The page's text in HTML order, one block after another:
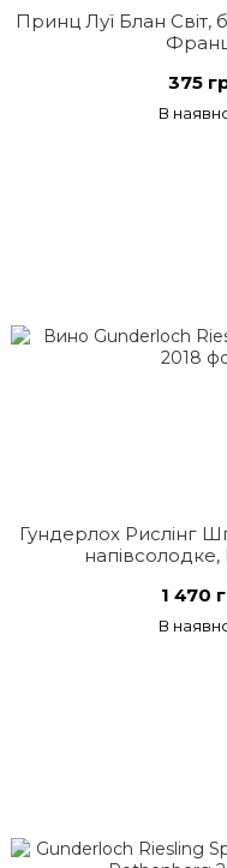
Принц Луї Блан Світ,
375
В
Гундерлох Рислінг
1 470
В